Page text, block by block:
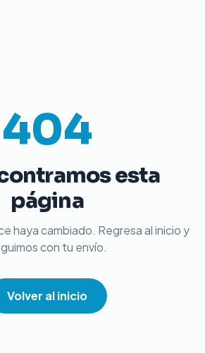
404
esta
página
haya cambiado. Regresa al inicio y
con tu envío.
Volver al inicio